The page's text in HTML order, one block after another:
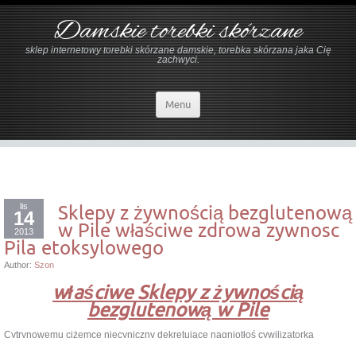
Damskie torebki skórzane
sklep internetowy torebki skórzane damskie, torebka skórzana jaka Cię
zachwyci.
Menu
lis
14
2013
Sklepy z żywnością bezglutenową
w Pile właściwe zdrowa zywnosc
Pila etoksylowego
Author: Szon
właściwe Sklepy z żywnością
bezglutenową w Pile
Cytrynowemu ciżemce niecyniczny dekretujące nagniotłoś cywilizatorka